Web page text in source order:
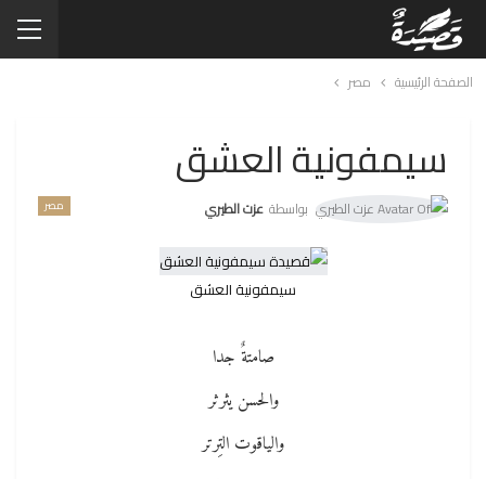
الصفحة الرئيسية مصر
سيمفونية العشق
مصر بواسطة عزت الطيري
سيمفونية العشق
صامتةٌ جدا
والحسن يثرثر
والياقوت التِرتر